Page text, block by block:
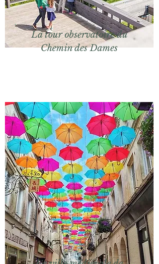
La tour observatoire du
Chemin des Dames